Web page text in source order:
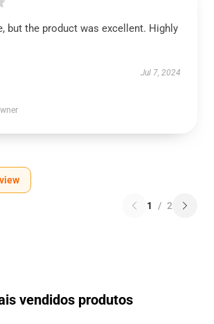
but the product was excellent. Highly
Jul 7, 2024
1 / 2
vendidos produtos